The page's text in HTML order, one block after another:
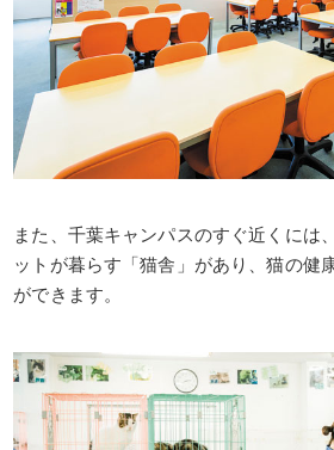
また、千葉キャンパスのすぐ近くには
ットが暮らす「猫舎」があり、猫の健
ができます。